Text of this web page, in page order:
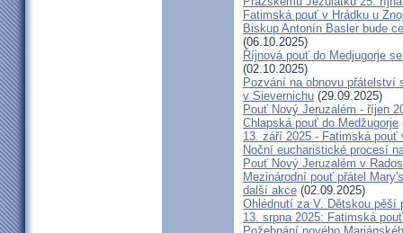
Fatimská pouť v Hrádku u
Biskup Antonín Basler bude
(06.10.2025)
Říjnová pouť do Medjugorje
(02.10.2025)
Pozvání na obnovu přátelství
v Sievernichu (29.09.2025)
Pouť Nový Jeruzalém - říjen
Chlapská pouť do Medžugorje
13. září 2025 - Fatimská pouť
Noční eucharistické procesí
Pouť Nový Jeruzalém v
Mezinárodní pouť přátel
další akce (02.09.2025)
Ohlédnutí za V. Dětskou pěší
13. srpna 2025: Fatimská